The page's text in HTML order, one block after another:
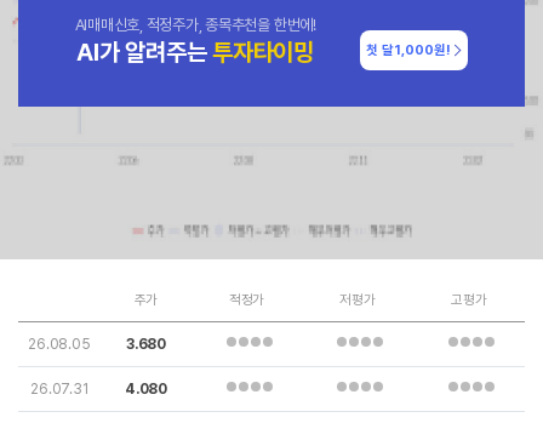
AI매매신호, 적정주가, 종목추천을 한번에!
AI가 알려주는투자타이밍 첫 달1,000원!
주가 적정가 저평가 고평가
26.08.05 3.680
26.07.31 4.080